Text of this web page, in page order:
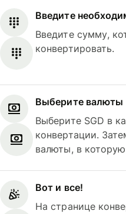
Введите
Введите сумму,
конвертировать.
Выберите валюты
Выберите SGD в
конвертации.
валюты, в
Вот и все!
На странице